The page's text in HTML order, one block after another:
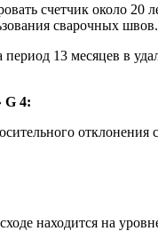
счетчик около
сварочных швов.
13 месяцев в
G 4:
отклонения
находится на